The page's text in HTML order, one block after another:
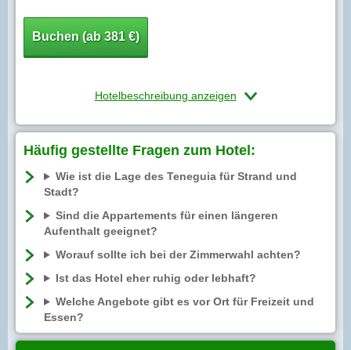
Buchen (ab 381 €)
Hotelbeschreibung anzeigen
Häufig gestellte Fragen zum Hotel:
Wie ist die Lage des Teneguia für Strand und
Stadt?
Sind die Appartements für einen längeren
Aufenthalt geeignet?
Worauf sollte ich bei der Zimmerwahl achten?
Ist das Hotel eher ruhig oder lebhaft?
Welche Angebote gibt es vor Ort für Freizeit und
Essen?